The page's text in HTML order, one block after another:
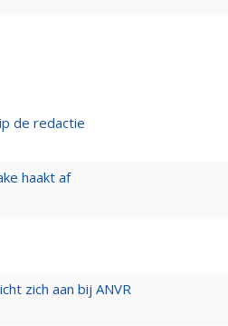
de redactie
haakt af
zich aan bij ANVR